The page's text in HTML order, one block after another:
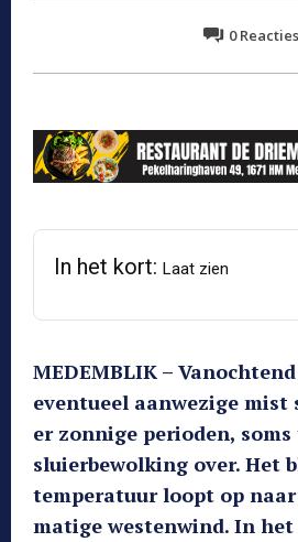
0Reacties
In het kort: Laat zien
MEDEMBLIK –
eventueel aanwezige mist
er zonnige perioden,
sluierbewolking over. Het
temperatuur loopt op naar
matige westenwind. In het